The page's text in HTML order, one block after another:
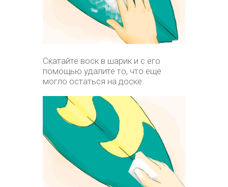
Скатайте воск в шарик и с его
помощью удалите то, что еще
могло остаться на доске.